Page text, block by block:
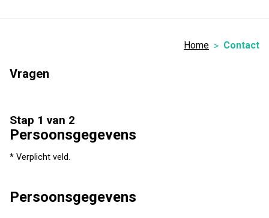
Home Contact
Vragen
Stap 1 van 2
Persoonsgegevens
* Verplicht veld.
Persoonsgegevens